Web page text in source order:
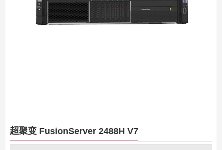
超聚变 FusionServer 2488H V7